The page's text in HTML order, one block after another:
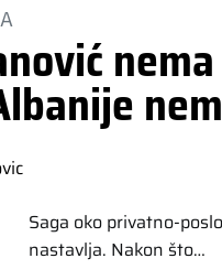
Saga oko privatno-
nastavlja. Nakon što…